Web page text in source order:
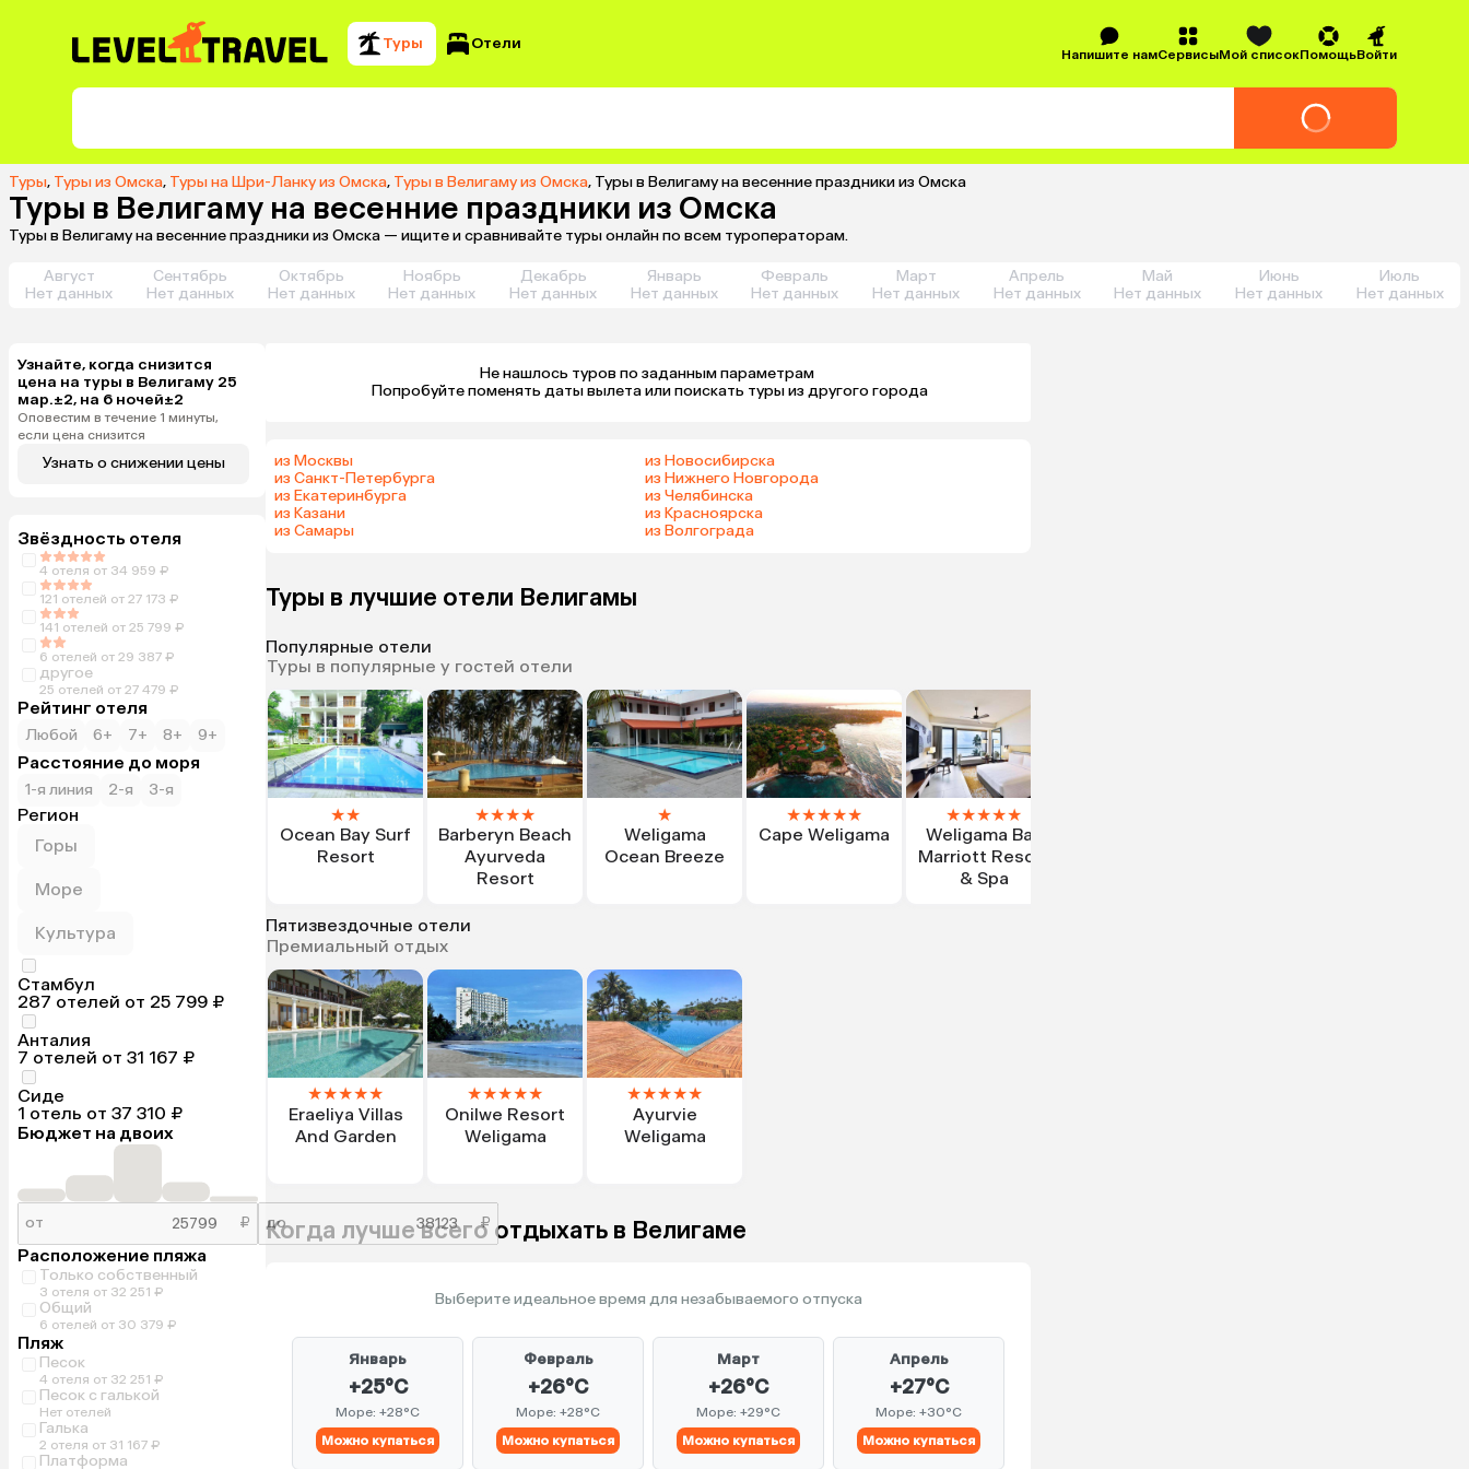
Туры Отели
Напишите намСервисыМой списокПомощьВойти
Туры, Туры из Омска, Туры на Шри-Ланку из Омска, Туры в Велигаму из Омска, Туры в Велигаму на весенние праздники из Омска
Туры в Велигаму на весенние праздники из Омска
Туры в Велигаму на весенние праздники из Омска — ищите и сравнивайте туры онлайн по всем туроператорам.
Август
Нет данных
Сентябрь
Нет данных
Октябрь
Нет данных
Ноябрь
Нет данных
Декабрь
Нет данных
Январь
Нет данных
Февраль
Нет данных
Март
Нет данных
Апрель
Нет данных
Май
Нет данных
Июнь
Нет данных
Июль
Нет данных
Узнайте, когда снизится
цена на туры в Велигаму 25
мар.±2, на 6 ночей±2
Оповестим в течение 1 минуты,
если цена снизится
Узнать о снижении цены
Звёздность отеля
4 отеля от 34 959 ₽
121 отелей от 27 173 ₽
141 отелей от 25 799 ₽
6 отелей от 29 387 ₽
другое
25 отелей от 27 479 ₽
Рейтинг отеля
Любой 6+ 7+ 8+ 9+
Расстояние до моря
1-я линия 2-я 3-я
Регион
Горы
Море
Культура
Стамбул
287 отелей от 25 799 ₽
Анталия
7 отелей от 31 167 ₽
Сиде
1 отель от 37 310 ₽
Бюджет на двоих
от ₽ до ₽
Расположение пляжа
Только собственный
3 отеля от 32 251 ₽
Общий
6 отелей от 30 379 ₽
Пляж
Песок
4 отеля от 32 251 ₽
Песок с галькой
Нет отелей
Галька
2 отеля от 31 167 ₽
Платформа
Не нашлось туров по заданным параметрам
Попробуйте поменять даты вылета или поискать туры из другого города
из Москвы
из Санкт-Петербурга
из Екатеринбурга
из Казани
из Самары
из Новосибирска
из Нижнего Новгорода
из Челябинска
из Красноярска
из Волгограда
Туры в лучшие отели Велигамы
Популярные отели
Туры в популярные у гостей отели
★★
Ocean Bay Surf
Resort
★★★★
Barberyn Beach
Ayurveda
Resort
★
Weligama
Ocean Breeze
★★★★★
Cape Weligama
★★★★★
Weligama Bay
Marriott Resort
& Spa
Пятизвездочные отели
Премиальный отдых
★★★★★
Eraeliya Villas
And Garden
★★★★★
Onilwe Resort
Weligama
★★★★★
Ayurvie
Weligama
Когда лучше всего отдыхать в Велигаме
Выберите идеальное время для незабываемого отпуска
Январь
+25°C
Море: +28°C
Можно купаться
Февраль
+26°C
Море: +28°C
Можно купаться
Март
+26°C
Море: +29°C
Можно купаться
Апрель
+27°C
Море: +30°C
Можно купаться